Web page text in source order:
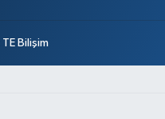
TE Bilişim